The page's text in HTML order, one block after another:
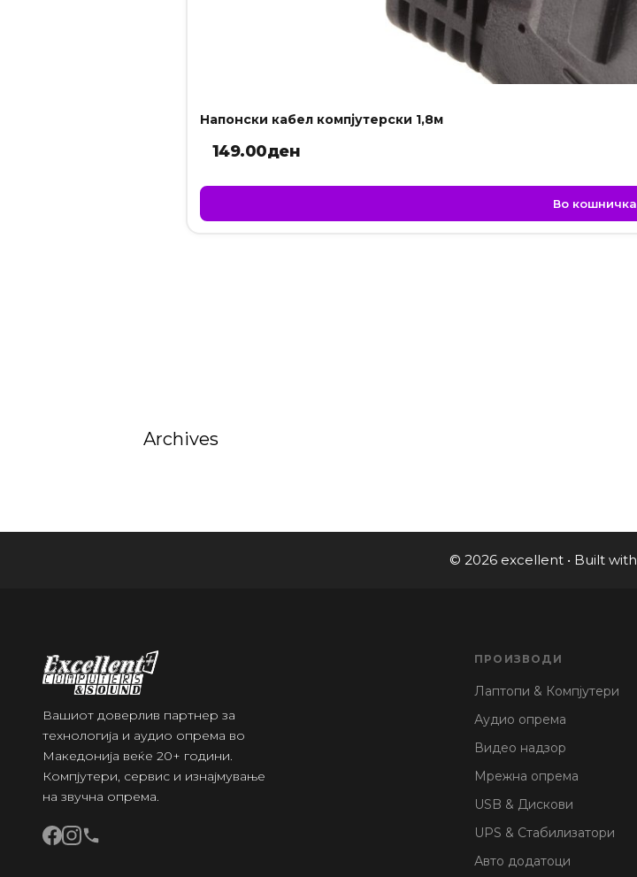
Напонски кабел компјутерски 1,8м
149.00ден
Во кошничка
Archives
© 2026 excellent • Built with
Вашиот доверлив партнер за
технологија и аудио опрема во
Македонија веќе 20+ години.
Компјутери, сервис и изнајмување
на звучна опрема.
ПРОИЗВОДИ
Лаптопи & Компјутери
Аудио опрема
Видео надзор
Мрежна опрема
USB & Дискови
UPS & Стабилизатори
Авто додатоци